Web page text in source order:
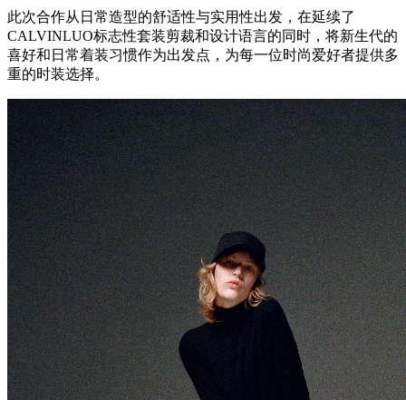
此次合作从日常造型的舒适性与实用性出发，在延续了
CALVINLUO标志性套装剪裁和设计语言的同时，将新生代的
喜好和日常着装习惯作为出发点，为每一位时尚爱好者提供多
重的时装选择。